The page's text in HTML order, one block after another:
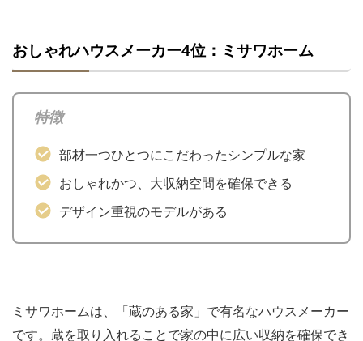
おしゃれハウスメーカー4位：ミサワホーム
特徴
部材一つひとつにこだわったシンプルな家
おしゃれかつ、大収納空間を確保できる
デザイン重視のモデルがある
ミサワホームは、「蔵のある家」で有名なハウスメーカー
です。蔵を取り入れることで家の中に広い収納を確保でき